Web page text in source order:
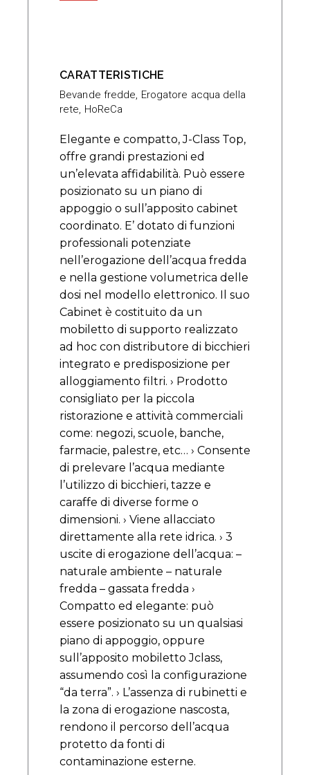
CARATTERISTICHE
Bevande fredde, Erogatore acqua della
rete, HoReCa
Elegante e compatto, J-Class Top,
offre grandi prestazioni ed
un’elevata affidabilità. Può essere
posizionato su un piano di
appoggio o sull’apposito cabinet
coordinato. E’ dotato di funzioni
professionali potenziate
nell’erogazione dell’acqua fredda
e nella gestione volumetrica delle
dosi nel modello elettronico. Il suo
Cabinet è costituito da un
mobiletto di supporto realizzato
ad hoc con distributore di bicchieri
integrato e predisposizione per
alloggiamento filtri. › Prodotto
consigliato per la piccola
ristorazione e attività commerciali
come: negozi, scuole, banche,
farmacie, palestre, etc… › Consente
di prelevare l’acqua mediante
l’utilizzo di bicchieri, tazze e
caraffe di diverse forme o
dimensioni. › Viene allacciato
direttamente alla rete idrica. › 3
uscite di erogazione dell’acqua: –
naturale ambiente – naturale
fredda – gassata fredda ›
Compatto ed elegante: può
essere posizionato su un qualsiasi
piano di appoggio, oppure
sull’apposito mobiletto Jclass,
assumendo così la configurazione
“da terra”. › L’assenza di rubinetti e
la zona di erogazione nascosta,
rendono il percorso dell’acqua
protetto da fonti di
contaminazione esterne.